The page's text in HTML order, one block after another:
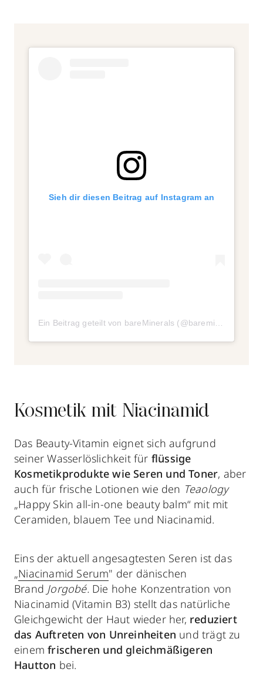
Sieh dir diesen Beitrag auf Instagram an
Ein Beitrag geteilt von bareMinerals (@bareminerals)
Kosmetik mit Niacinamid
Das Beauty-Vitamin eignet sich aufgrund
seiner Wasserlöslichkeit für flüssige
Kosmetikprodukte wie Seren und Toner, aber
auch für frische Lotionen wie den Teaology
„Happy Skin all-in-one beauty balm“ mit mit
Ceramiden, blauem Tee und Niacinamid.
Eins der aktuell angesagtesten Seren ist das
„Niacinamid Serum" der dänischen
Brand Jorgobé. Die hohe Konzentration von
Niacinamid (Vitamin B3) stellt das natürliche
Gleichgewicht der Haut wieder her, reduziert
das Auftreten von Unreinheiten und trägt zu
einemfrischeren und gleichmäßigeren
Hautton bei.